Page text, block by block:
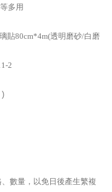
多用
貼80cm*4m(透明磨砂/白磨
2
)
數量，以免日後產生繁複